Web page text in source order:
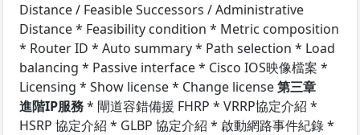
Distance / Feasible Successors / Administrative
Distance * Feasibility condition * Metric composition
* Router ID * Auto summary * Path selection * Load
balancing * Passive interface * Cisco IOS映像檔案 *
Licensing * Show license * Change license第三章
進階IP服務* 閘道容錯備援 FHRP * VRRP協定介紹 *
HSRP 協定介紹 * GLBP 協定介紹 * 啟動網路事件紀錄 *